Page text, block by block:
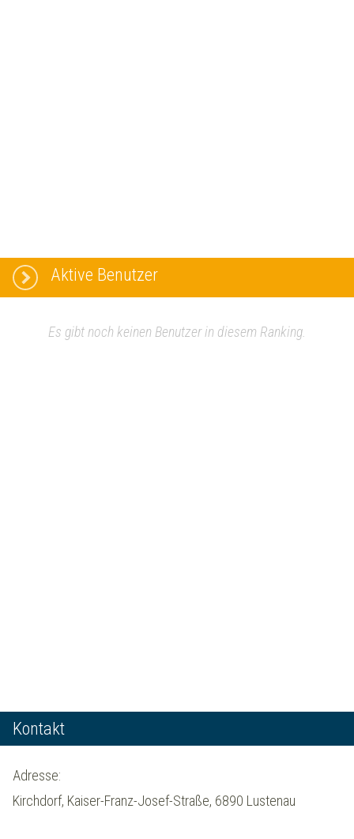
Aktive Benutzer
Es gibt noch keinen Benutzer in diesem Ranking.
Kontakt
Adresse:
Kirchdorf, Kaiser-Franz-Josef-Straße, 6890 Lustenau